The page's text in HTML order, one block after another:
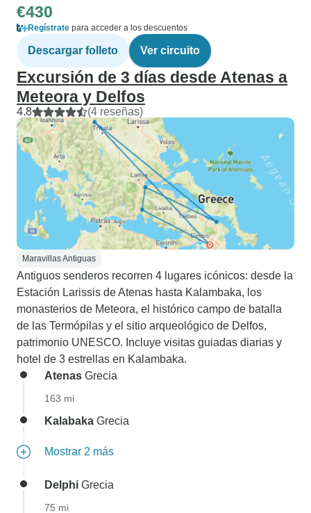
€430
Regístrate para acceder a los descuentos
Descargar folleto Ver circuito
Excursión de 3 días desde Atenas a
Meteora y Delfos
4.8 (4 reseñas)
Maravillas Antiguas
Antiguos senderos recorren 4 lugares icónicos: desde la
Estación Larissis de Atenas hasta Kalambaka, los
monasterios de Meteora, el histórico campo de batalla
de las Termópilas y el sitio arqueológico de Delfos,
patrimonio UNESCO. Incluye visitas guiadas diarias y
hotel de 3 estrellas en Kalambaka.
Atenas Grecia
163 mi
Kalabaka Grecia
Mostrar 2 más
Delphi Grecia
75 mi